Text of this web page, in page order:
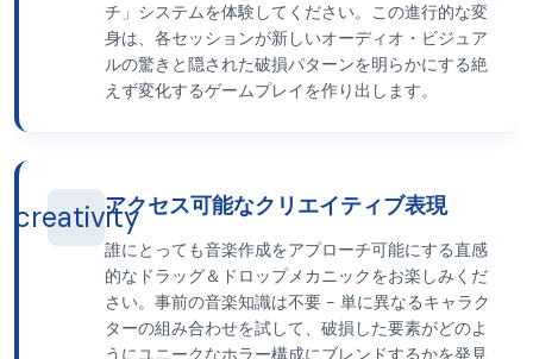
チ」システムを体験してください。この進行的な変
身は、各セッションが新しいオーディオ・ビジュア
ルの驚きと隠された破損パターンを明らかにする絶
えず変化するゲームプレイを作り出します。
creativityアクセス可能なクリエイティブ表現
誰にとっても音楽作成をアプローチ可能にする直感
的なドラッグ＆ドロップメカニックをお楽しみくだ
さい。事前の音楽知識は不要 - 単に異なるキャラク
ターの組み合わせを試して、破損した要素がどのよ
うにユニークなホラー構成にブレンドするかを発見